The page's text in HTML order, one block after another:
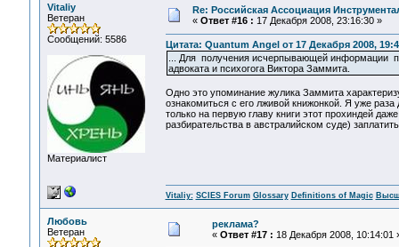
Vitaliy
Ветеран
Сообщений: 5586
Материалист
Re: Российская Ассоциация
« Ответ #16 : 17 Декабря 2008, 23:16:30 »
Цитата: Quantum Angel от 17 Декабря 2008,
... Для получения исчерпывающей информации
адвоката и психогога Виктора Заммита.
Одно это упоминание жулика Заммита
ознакомиться с его лживой книжонкой. Я уже
только на первую главу книги этот прохиндей
разбирательства в австралийском суде)
Vitaliy: SCIES Forum Glossary Definitions of Magic
Любовь
Ветеран
реклама?
« Ответ #17 : 18 Декабря 2008, 10:14:01